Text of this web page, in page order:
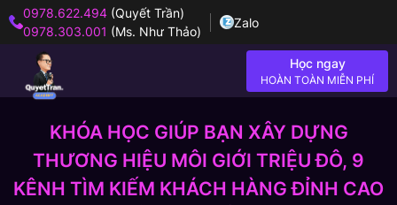
0978.622.494 (Quyết Trần)
0978.303.001 (Ms. Như Thảo)
Zalo
Học ngay
HOÀN TOÀN MIỄN PHÍ
KHÓA HỌC GIÚP BẠN XÂY DỰNG
THƯƠNG HIỆU MÔI GIỚI TRIỆU ĐÔ, 9
KÊNH TÌM KIẾM KHÁCH HÀNG ĐỈNH CAO